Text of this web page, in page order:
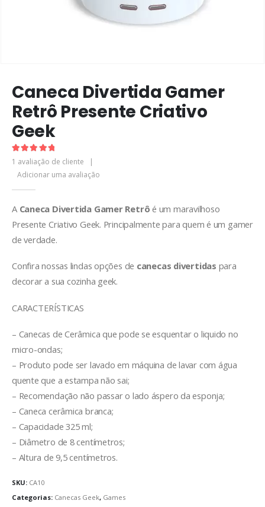
Caneca Divertida Gamer
Retrô Presente Criativo
Geek
5.00 de 5
1 avaliação de cliente
|
Adicionar uma avaliação
A Caneca Divertida Gamer Retrôé um maravilhoso
Presente Criativo Geek. Principalmente para quem é um gamer
de verdade.
Confira nossas lindas opções de canecas divertidas para
decorar a sua cozinha geek.
CARACTERÍSTICAS
– Canecas de Cerâmica que pode se esquentar o liquido no
micro-ondas;
– Produto pode ser lavado em máquina de lavar com água
quente que a estampa não sai;
– Recomendação não passar o lado áspero da esponja;
– Caneca cerâmica branca;
– Capacidade 325 ml;
– Diâmetro de 8 centímetros;
– Altura de 9,5 centímetros.
SKU: CA10
Categorias: Canecas Geek, Games